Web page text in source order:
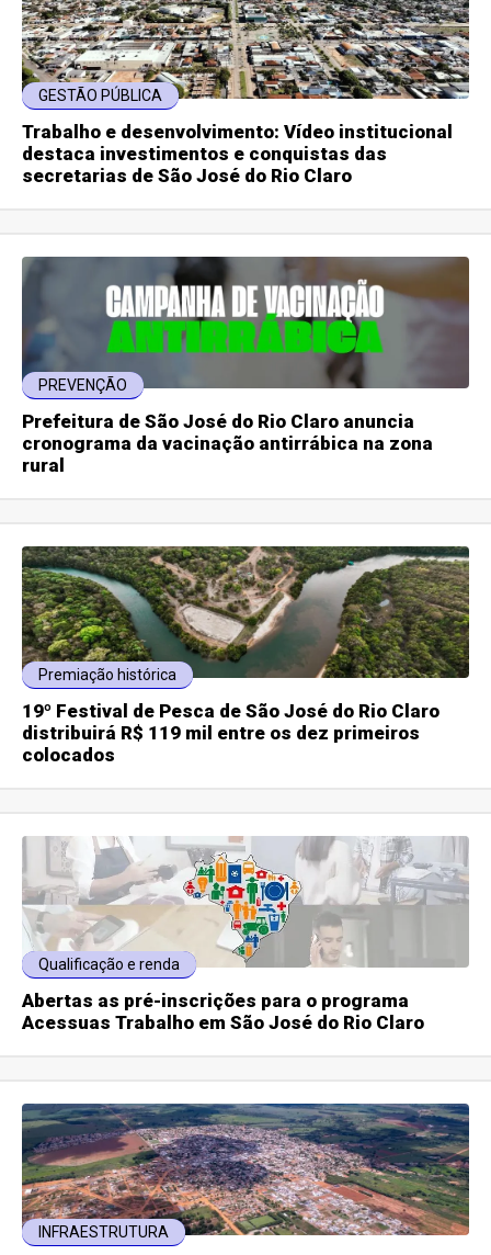
GESTÃO PÚBLICA
Trabalho e desenvolvimento: Vídeo institucional
destaca investimentos e conquistas das
secretarias de São José do Rio Claro
PREVENÇÃO
Prefeitura de São José do Rio Claro anuncia
cronograma da vacinação antirrábica na zona
rural
Premiação histórica
19º Festival de Pesca de São José do Rio Claro
distribuirá R$ 119 mil entre os dez primeiros
colocados
Qualificação e renda
Abertas as pré-inscrições para o programa
Acessuas Trabalho em São José do Rio Claro
INFRAESTRUTURA